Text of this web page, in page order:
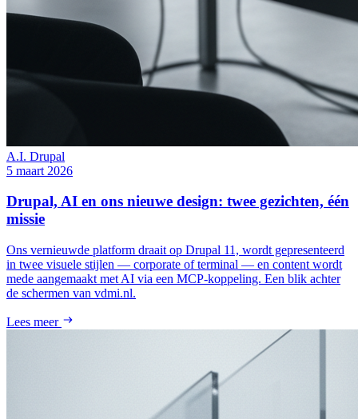
A.I. Drupal
5 maart 2026
Drupal, AI en ons nieuwe design: twee gezichten, één
missie
Ons vernieuwde platform draait op Drupal 11, wordt gepresenteerd
in twee visuele stijlen — corporate of terminal — en content wordt
mede aangemaakt met AI via een MCP-koppeling. Een blik achter
de schermen van vdmi.nl.
Lees meer